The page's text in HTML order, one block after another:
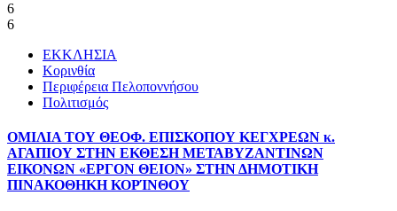
6
6
ΕΚΚΛΗΣΙΑ
Κορινθία
Περιφέρεια Πελοποννήσου
Πολιτισμός
ΟΜΙΛΙΑ ΤΟΥ ΘΕΟΦ. ΕΠΙΣΚΟΠΟΥ ΚΕΓΧΡΕΩΝ κ.
ΑΓΑΠΙΟΥ ΣΤΗΝ ΕΚΘΕΣΗ ΜΕΤΑΒΥΖΑΝΤΙΝΩΝ
ΕΙΚΟΝΩΝ «ΕΡΓΟΝ ΘΕΙΟΝ» ΣΤΗΝ ΔΗΜΟΤΙΚΗ
ΠΙΝΑΚΟΘΗΚΗ ΚΟΡΊΝΘΟΥ